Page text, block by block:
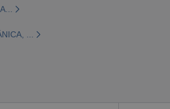
...